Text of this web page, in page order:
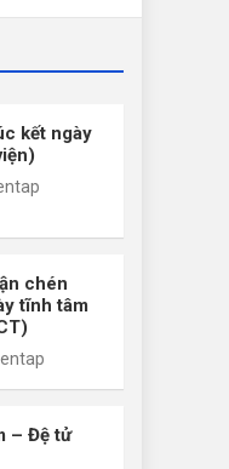
kết ngày
chén
tĩnh tâm
– Đệ tử